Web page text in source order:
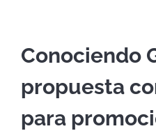
Conociendo
propuesta
para